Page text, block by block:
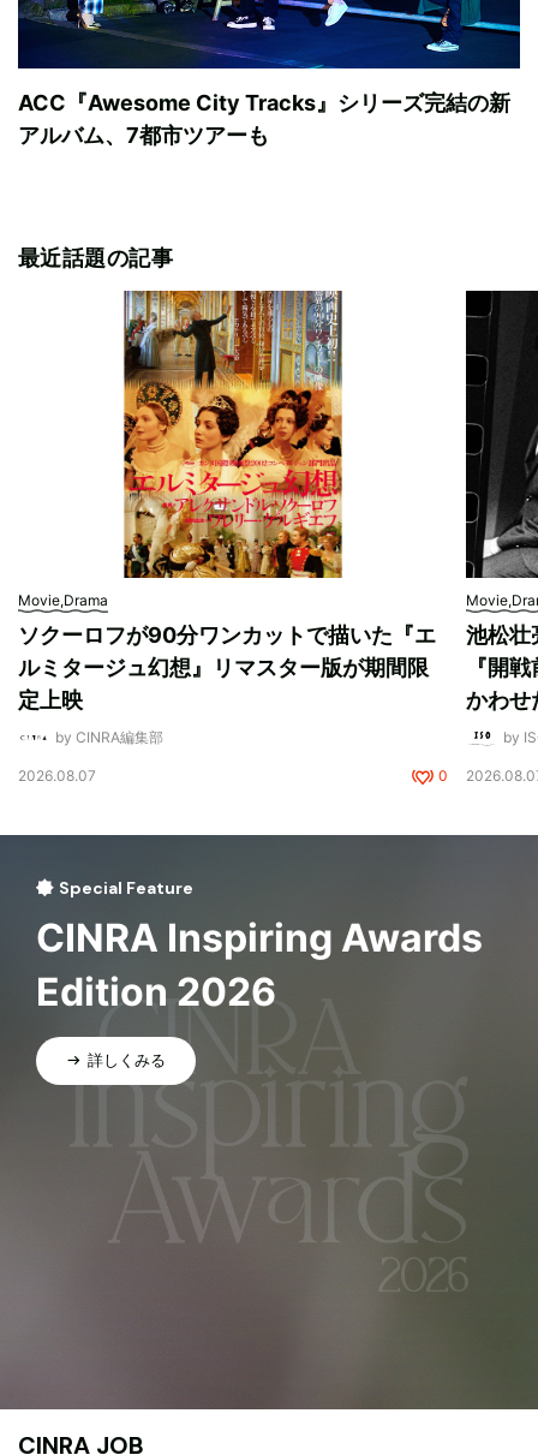
ACC『Awesome City Tracks』シリーズ完結の新
アルバム、7都市ツアーも
最近話題の記事
Movie,Drama
ソクーロフが90分ワンカットで描いた『エ
ルミタージュ幻想』リマスター版が期間限
定上映
by CINRA編集部
2026.08.07 0
池松壮
『開
かわせ
by
Special Feature
CINRA Inspiring Awards
Edition 2026
詳しくみる
CINRA JOB